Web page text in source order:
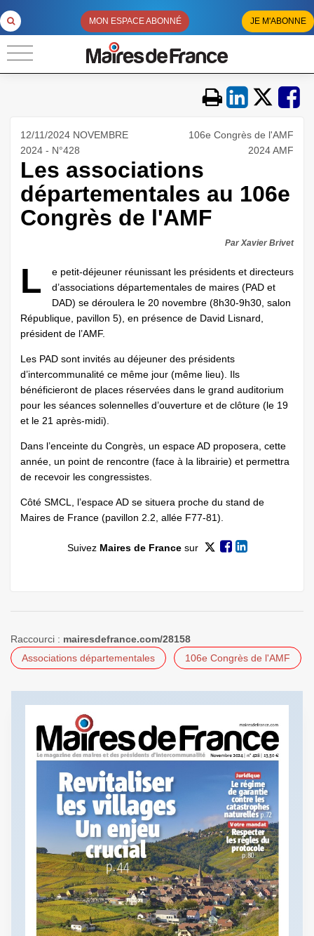
MON ESPACE ABONNÉ JE M'ABONNE
12/11/2024 NOVEMBRE
2024 - N°428
106e Congrès de l'AMF
2024 AMF
Les associations
départementales au 106e
Congrès de l'AMF
Par Xavier Brivet
L
e petit-déjeuner réunissant les présidents et directeurs
d’associations départementales de maires (PAD et
DAD) se déroulera le 20 novembre (8h30-9h30, salon
République, pavillon 5), en présence de David Lisnard,
président de l’AMF.
Les PAD sont invités au déjeuner des présidents
d’intercommunalité ce même jour (même lieu). Ils
bénéficieront de places réservées dans le grand auditorium
pour les séances solennelles d’ouverture et de clôture (le 19
et le 21 après-midi).
Dans l’enceinte du Congrès, un espace AD proposera, cette
année, un point de rencontre (face à la librairie) et permettra
de recevoir les congressistes.
Côté SMCL, l’espace AD se situera proche du stand de
Maires de France (pavillon 2.2, allée F77-81).
Suivez Maires de Francesur
Raccourci : mairesdefrance.com/28158
Associations départementales
106e Congrès de l'AMF